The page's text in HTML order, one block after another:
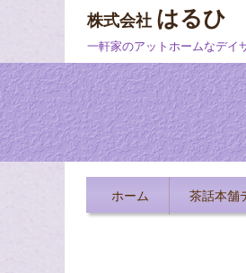
株式会社 はるひ
一軒家のアットホームなデイ
ホーム 茶話本舗